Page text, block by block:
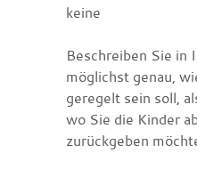
keine
Beschreiben Sie in
möglichst genau,
geregelt sein soll,
wo Sie die Kinder
zurückgeben